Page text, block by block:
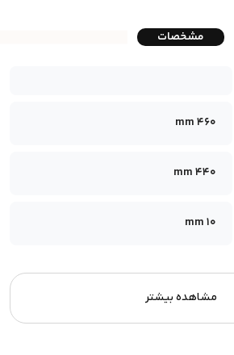
مشخصات
460 mm
440 mm
10 mm
مشاهده بیشتر